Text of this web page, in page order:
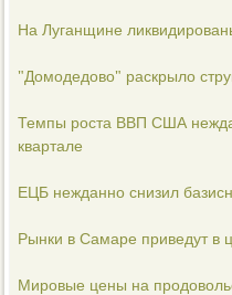
На Луганщине
"Домодедово" раскрыло
Темпы роста ВВП США
квартале
ЕЦБ нежданно снизил
Рынки в Самаре приведут в
Мировые цены на